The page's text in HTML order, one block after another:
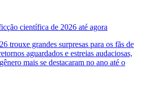
científica de 2026 até agora
trouxe grandes surpresas para os fãs de
aguardados e estreias audaciosas,
mais se destacaram no ano até o